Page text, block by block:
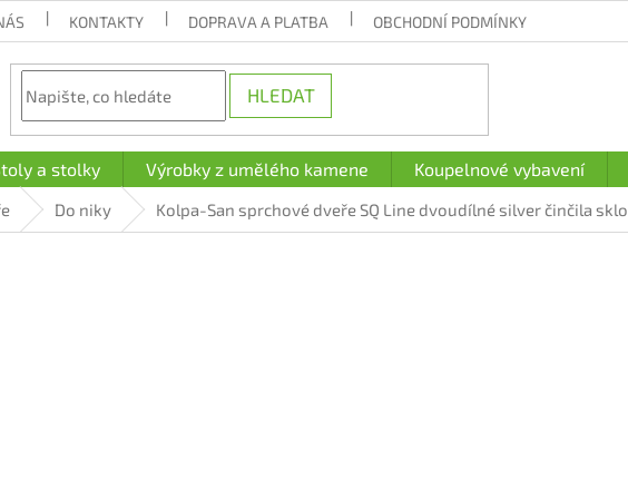
KONTAKTY DOPRAVA A PLATBA OBCHODNÍ PODMÍNKY
HLEDAT
a stolky Výrobky z umělého kamene Koupelnové vybavení
Do niky Kolpa-San sprchové dveře SQ Line dvoudílné silver činčila sklo